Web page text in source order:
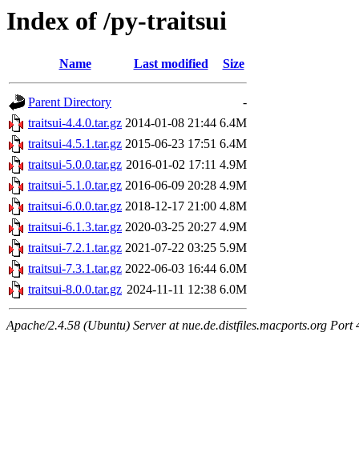
Index of /py-traitsui
Name Last modified Size
Parent Directory
-
traitsui-4.4.0.tar.gz 2014-01-08 21:44 6.4M
traitsui-4.5.1.tar.gz 2015-06-23 17:51 6.4M
traitsui-5.0.0.tar.gz 2016-01-02 17:11 4.9M
traitsui-5.1.0.tar.gz 2016-06-09 20:28 4.9M
traitsui-6.0.0.tar.gz 2018-12-17 21:00 4.8M
traitsui-6.1.3.tar.gz 2020-03-25 20:27 4.9M
traitsui-7.2.1.tar.gz 2021-07-22 03:25 5.9M
traitsui-7.3.1.tar.gz 2022-06-03 16:44 6.0M
traitsui-8.0.0.tar.gz 2024-11-11 12:38 6.0M
Apache/2.4.58 (Ubuntu) Server at nue.de.distfiles.macports.org Port